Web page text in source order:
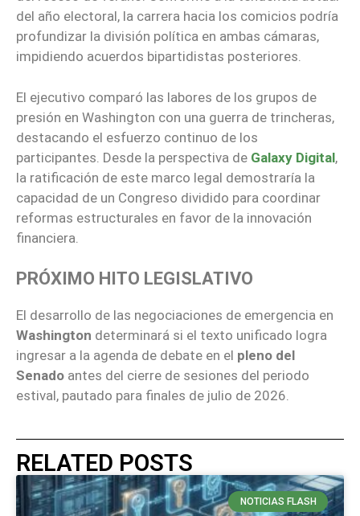
del año electoral, la carrera hacia los comicios podría
profundizar la división política en ambas cámaras,
impidiendo acuerdos bipartidistas posteriores.
El ejecutivo comparó las labores de los grupos de
presión en Washington con una guerra de trincheras,
destacando el esfuerzo continuo de los
participantes. Desde la perspectiva de Galaxy Digital,
la ratificación de este marco legal demostraría la
capacidad de un Congreso dividido para coordinar
reformas estructurales en favor de la innovación
financiera.
PRÓXIMO HITO LEGISLATIVO
El desarrollo de las negociaciones de emergencia en
Washington determinará si el texto unificado logra
ingresar a la agenda de debate en el pleno del
Senado antes del cierre de sesiones del periodo
estival, pautado para finales de julio de 2026.
RELATED POSTS
NOTICIAS FLASH